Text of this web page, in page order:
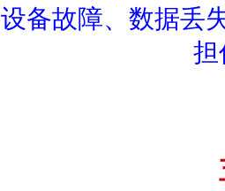
设备故障、数据丢
担